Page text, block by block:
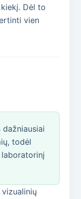
Dėl to
vien
dažniausiai
todėl